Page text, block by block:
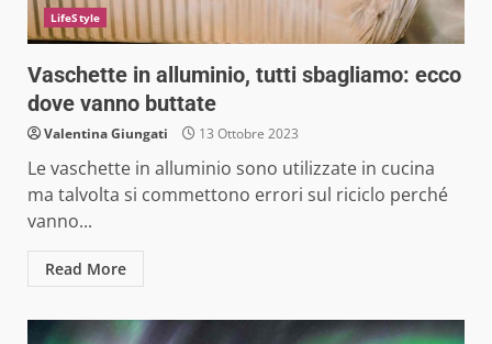
LifeStyle
Vaschette in alluminio, tutti sbagliamo: ecco
dove vanno buttate
Valentina Giungati 13 Ottobre 2023
Le vaschette in alluminio sono utilizzate in cucina
ma talvolta si commettono errori sul riciclo perché
vanno...
Read More